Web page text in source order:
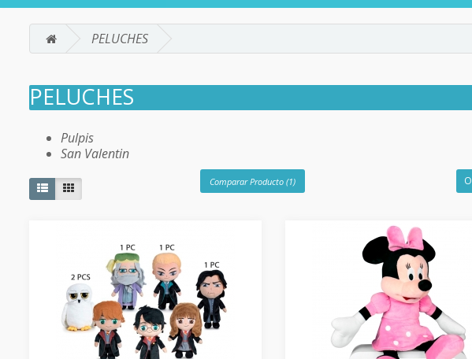
PELUCHES
PELUCHES
Pulpis
San Valentin
Comparar Producto (1)